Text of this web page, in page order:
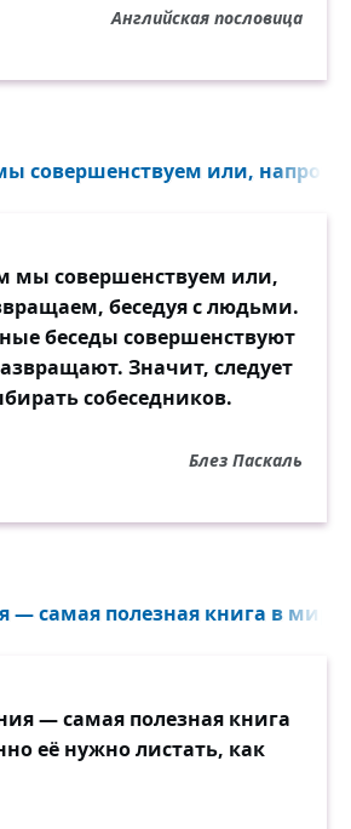
Английская пословица
совершенствуем или,
мы совершенствуем или,
беседуя с людьми.
беседы совершенствуют
Значит, следует
собеседников.
Блез Паскаль
самая полезная книга в
— самая полезная книга
её нужно листать, как